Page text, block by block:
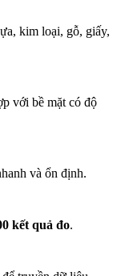
kim loại, gỗ, giấy,
với bề mặt có độ
và ổn định.
kết quả đo.